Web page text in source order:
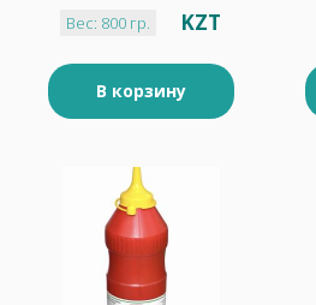
Вес: 800 гр. KZT
В корзину